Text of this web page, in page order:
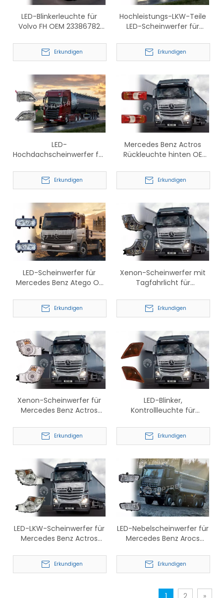
LED-Blinkerleuchte für
Volvo FH OEM 23386782
Erkundigen
Hochleistungs-LKW-Teile
LED-Scheinwerfer für
2655843
Erkundigen
LED-
Hochdachscheinwerfer für
2535367
Erkundigen
Mercedes Benz Actros
Rückleuchte hinten OE
A0035446603
Erkundigen
LED-Scheinwerfer für
Mercedes Benz Atego OE
9738202361 9738202561
Erkundigen
Xenon-Scheinwerfer mit
Tagfahrlicht für
9618205239 9618205339
Erkundigen
Xenon-Scheinwerfer für
Mercedes Benz Actros
Erkundigen
LED-Blinker,
Kontrollleuchte für
9608201121 9608201021
Erkundigen
LED-LKW-Scheinwerfer für
Mercedes Benz Actros
Erkundigen
LED-Nebelscheinwerfer für
Mercedes Benz Arocs
Erkundigen
1 2 »